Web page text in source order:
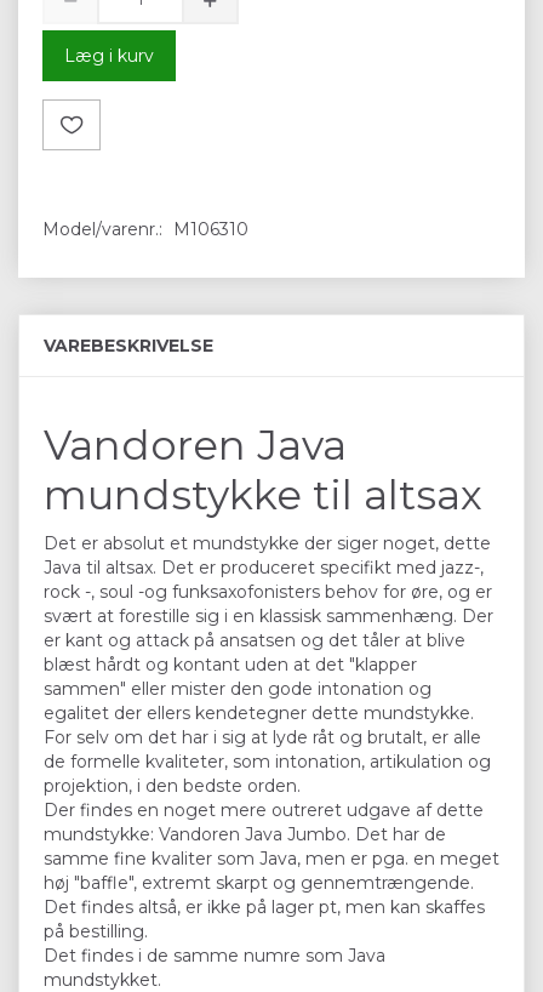
Læg i kurv
Model/varenr.: M106310
VAREBESKRIVELSE
Vandoren Java
mundstykke til altsax
Det er absolut et mundstykke der siger noget, dette
Java til altsax. Det er produceret specifikt med jazz-,
rock -, soul -og funksaxofonisters behov for øre, og er
svært at forestille sig i en klassisk sammenhæng. Der
er kant og attack på ansatsen og det tåler at blive
blæst hårdt og kontant uden at det "klapper
sammen" eller mister den gode intonation og
egalitet der ellers kendetegner dette mundstykke.
For selv om det har i sig at lyde råt og brutalt, er alle
de formelle kvaliteter, som intonation, artikulation og
projektion, i den bedste orden.
Der findes en noget mere outreret udgave af dette
mundstykke: Vandoren Java Jumbo. Det har de
samme fine kvaliter som Java, men er pga. en meget
høj "baffle", extremt skarpt og gennemtrængende.
Det findes altså, er ikke på lager pt, men kan skaffes
på bestilling.
Det findes i de samme numre som Java
mundstykket.